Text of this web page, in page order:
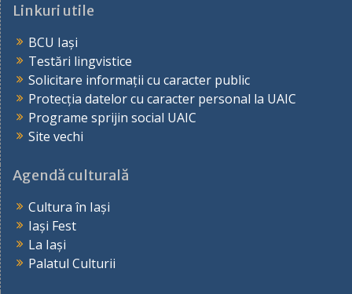
Linkuri utile
BCU Iași
Testări lingvistice
Solicitare informații cu caracter public
Protecția datelor cu caracter personal la UAIC
Programe sprijin social UAIC
Site vechi
Agendă culturală
Cultura în Iași
Iași Fest
La Iași
Palatul Culturii